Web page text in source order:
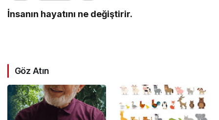
İnsanın hayatını ne değiştirir.
Göz Atın